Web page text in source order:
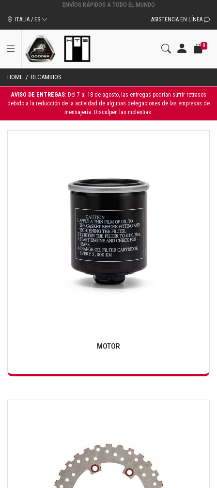
ITALIA / ES ASISTENCIA EN LÍNEA
0
HOME / RECAMBIOS
AVISO DE ENTREGAS: Del 7 al 18 de agosto, las entregas podrían sufrir retrasos
debido a la reducción de la actividad de algunas delegaciones de las empresas de
mensajería. Disculpen las molestias.
MOTOR